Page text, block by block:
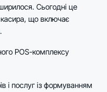
Сьогодні це
що включає
POS-комплексу
і послуг із формуванням